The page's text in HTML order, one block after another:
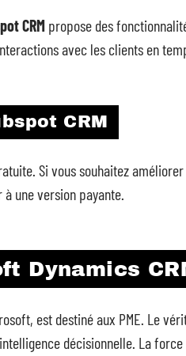
CRM propose des
avec les clients en
CRM
Si vous souhaitez
à une version payante.
Dynamics
est destiné aux PME. Le
décisionnelle. La